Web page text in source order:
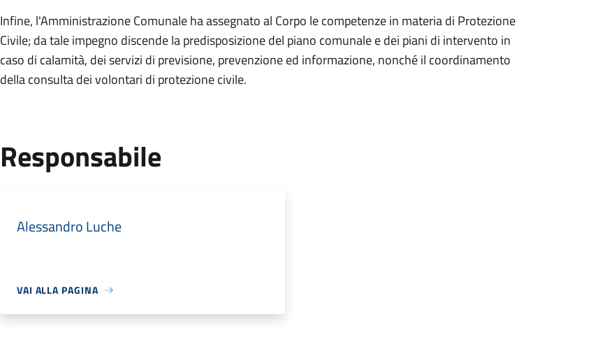
Infine, l'Amministrazione Comunale ha assegnato al Corpo le competenze in materia di Protezione
Civile; da tale impegno discende la predisposizione del piano comunale e dei piani di intervento in
caso di calamità, dei servizi di previsione, prevenzione ed informazione, nonché il coordinamento
della consulta dei volontari di protezione civile.
Responsabile
Alessandro Luche
VAI ALLA PAGINA